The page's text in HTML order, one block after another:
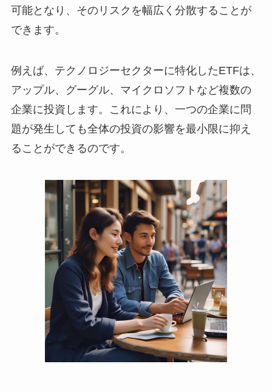
可能となり、そのリスクを幅広く分散することが
できます。
例えば、テクノロジーセクターに特化したETFは、
アップル、グーグル、マイクロソフトなど複数の
企業に投資します。これにより、一つの企業に問
題が発生しても全体の投資の影響を最小限に抑え
ることができるのです。